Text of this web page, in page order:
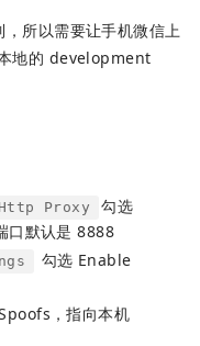
，所以需要让手机微信上
地的 development
Proxy
勾选
默认是 8888
勾选 Enable
，指向本机